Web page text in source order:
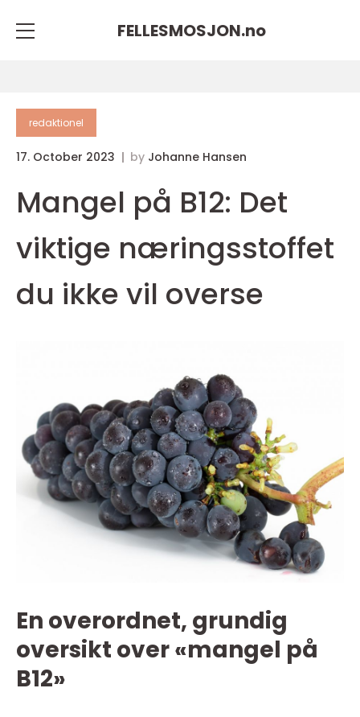
FELLESMOSJON.no
redaktionel
17. October 2023 by Johanne Hansen
Mangel på B12: Det
viktige næringsstoffet
du ikke vil overse
En overordnet, grundig
oversikt over «mangel på
B12»